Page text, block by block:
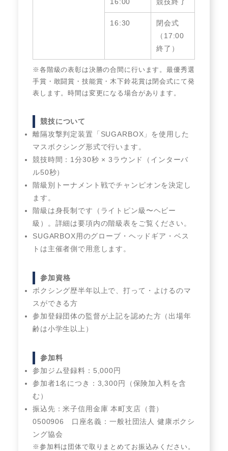
16:30
閉会式
（17:00
終了）
※各階級の表彰は決勝の合間に行います。最優秀選
手賞・敢闘賞・技能賞・木下鈴花賞は閉会式にて発
表します。時間は変更になる場合があります。
競技について
離隔攻撃判定装置「SUGARBOX」を使用した
マスボクシング形式で行います。
競技時間：1分30秒 × 3ラウンド（インターバ
ル50秒）
階級別トーナメント戦でチャンピオンを決定し
ます。
階級は身長制です（ライトピン級〜ヘビー
級）。詳細は要項内の階級表をご覧ください。
SUGARBOX用のグローブ・ヘッドギア・ベス
トは主催者側で用意します。
参加資格
ボクシング歴半年以上で、打って・よけるのマ
スができる方
参加登録団体の監督が上記を認めた方（出場年
齢は小学生以上）
参加料
参加ジム登録料：5,000円
参加者1名につき：3,300円（保険加入料を含
む）
振込先：米子信用金庫 本町支店（普）
0500906 口座名義：一般社団法人 健康ボクシ
ング協会
※参加料は団体で取りまとめてお振込みください。